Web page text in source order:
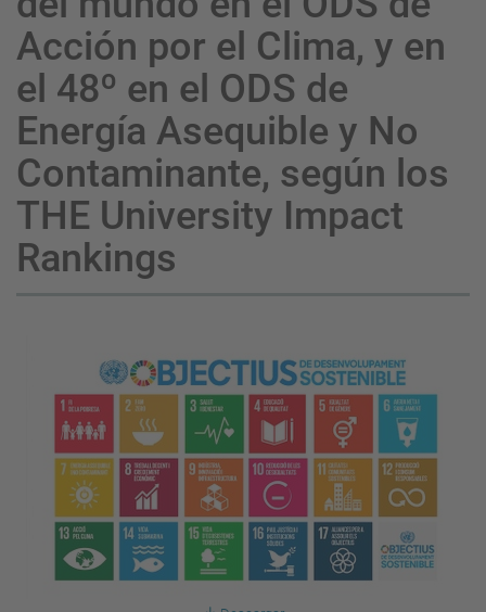
Acción por el Clima, y en
el 48º en el ODS de
Energía Asequible y No
Contaminante, según los
THE University Impact
Rankings